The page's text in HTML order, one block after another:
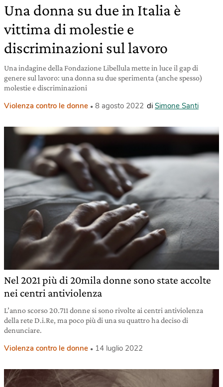
Una donna su due in Italia è
vittima di molestie e
discriminazioni sul lavoro
Una indagine della Fondazione Libellula mette in luce il gap di
genere sul lavoro: una donna su due sperimenta (anche spesso)
molestie e discriminazioni
Violenza contro le donne 8 agosto 2022 di Simone Santi
Nel 2021 più di 20mila donne sono state accolte
nei centri antiviolenza
L’anno scorso 20.711 donne si sono rivolte ai centri antiviolenza
della rete D.i.Re, ma poco più di una su quattro ha deciso di
denunciare.
Violenza contro le donne 14 luglio 2022